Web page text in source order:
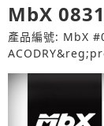
MbX
產品編號: MbX